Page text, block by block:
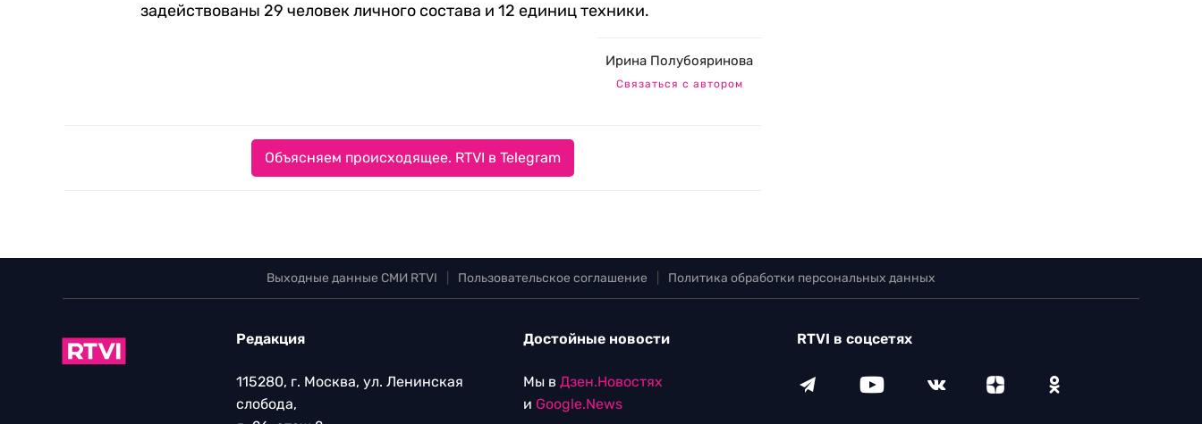
задействованы 29 человек личного состава и 12 единиц техники.
Ирина Полубояринова
Связаться с автором
Объясняем происходящее. RTVI в Telegram
Выходные данные СМИ RTVI Пользовательское соглашение Политика обработки персональных данных
Редакция
115280, г. Москва, ул. Ленинская
слобода,
Достойные новости
Мы в Дзен.Новостях
и Google.News
RTVI в соцсетях